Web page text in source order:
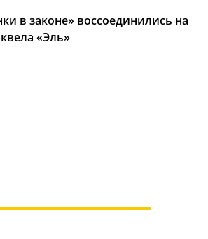
в законе» воссоединились на
«Эль»